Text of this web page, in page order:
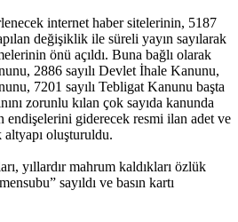
internet haber sitelerinin, 5187
değişiklik ile süreli yayın sayılarak
önü açıldı. Buna bağlı olarak
2886 sayılı Devlet İhale Kanunu,
7201 sayılı Tebligat Kanunu başta
zorunlu kılan çok sayıda kanunda
giderecek resmi ilan adet ve
altyapı oluşturuldu.
yıllardır mahrum kaldıkları özlük
sayıldı ve basın kartı